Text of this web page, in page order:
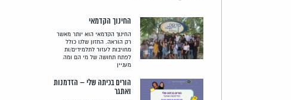
החינוך הקדמאי
החינוך הקדמאי הוא יותר מאשר
רק הוראה. החזון שלנו כולל
מחויבות לעזור לתלמידים/ות
לפתח תחושה של מי הם ומה
מעניין
הורים בכיתה שלי – הזדמנות
ואתגר